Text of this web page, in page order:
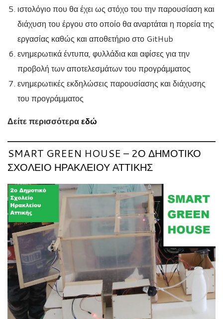
ιστολόγιο που θα έχει ως στόχο του την παρουσίαση και
διάχυση του έργου στο οποίο θα αναρτάται η πορεία της
εργασίας καθώς και αποθετήριο στο GitHub
ενημερωτικά έντυπα, φυλλάδια και αφίσες για την
προβολή των αποτελεσμάτων του προγράμματος
ενημερωτικές εκδηλώσεις παρουσίασης και διάχυσης
του προγράμματος
Δείτε περισσότεραεδώ
SMART GREEN HOUSE – 2Ο ΔΗΜΟΤΙΚΌ
ΣΧΟΛΕΊΟ ΗΡΑΚΛΕΊΟΥ ΑΤΤΙΚΉΣ